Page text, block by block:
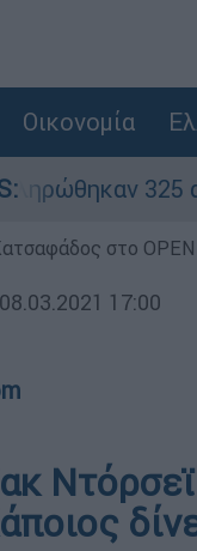
Οικονομία
325
στο
08.03.2021 17:00